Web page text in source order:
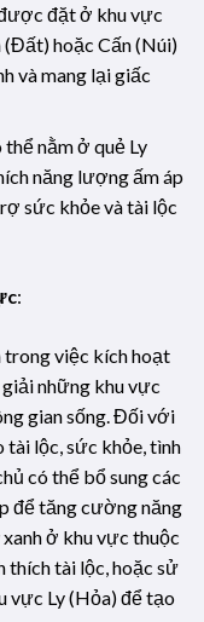
đặt ở khu vực
(Đất) hoặc Cấn (Núi)
và mang lại giấc
nằm ở quẻ Ly
năng lượng ấm áp
sức khỏe và tài lộc
:
trong việc kích hoạt
những khu vực
gian sống. Đối với
lộc, sức khỏe, tình
có thể bổ sung các
để tăng cường năng
ở khu vực thuộc
thích tài lộc, hoặc sử
vực Ly (Hỏa) để tạo